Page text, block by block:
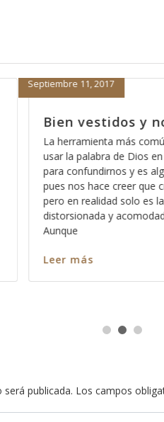
parte 6
adversario es el
nuestra y tergiversarla
usa todo el tiempo,
en algo verdadero,
palabra de Dios
confusa.
publicada. Los campos